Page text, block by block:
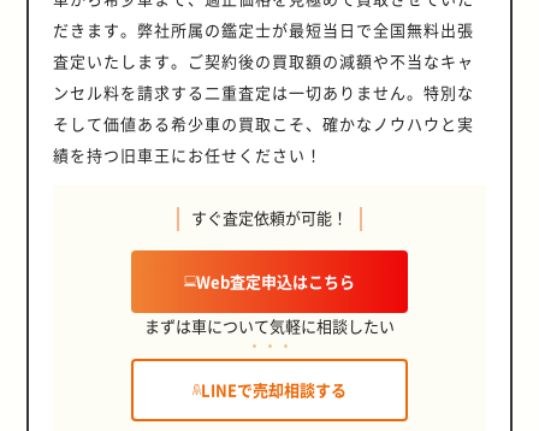
だきます。弊社所属の鑑定士が最短当日で全国無料出張
査定いたします。ご契約後の買取額の減額や不当なキャ
ンセル料を請求する二重査定は一切ありません。特別な
そして価値ある希少車の買取こそ、確かなノウハウと実
績を持つ旧車王にお任せください！
すぐ査定依頼が可能！
Web査定申込はこちら
まずは車について気軽に相談したい
LINEで売却相談する